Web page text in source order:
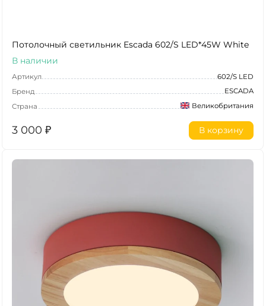
Потолочный светильник Escada 602/S LED*45W White
В наличии
Артикул
602/S LED
Бренд
ESCADA
Страна
Великобритания
3 000 ₽ В корзину